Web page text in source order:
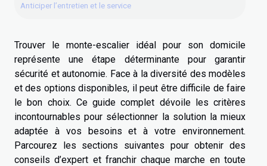
Anticiper l’entretien et le service
Trouver le monte-escalier idéal pour son domicile
représente une étape déterminante pour garantir
sécurité et autonomie. Face à la diversité des modèles
et des options disponibles, il peut être difficile de faire
le bon choix. Ce guide complet dévoile les critères
incontournables pour sélectionner la solution la mieux
adaptée à vos besoins et à votre environnement.
Parcourez les sections suivantes pour obtenir des
conseils d’expert et franchir chaque marche en toute